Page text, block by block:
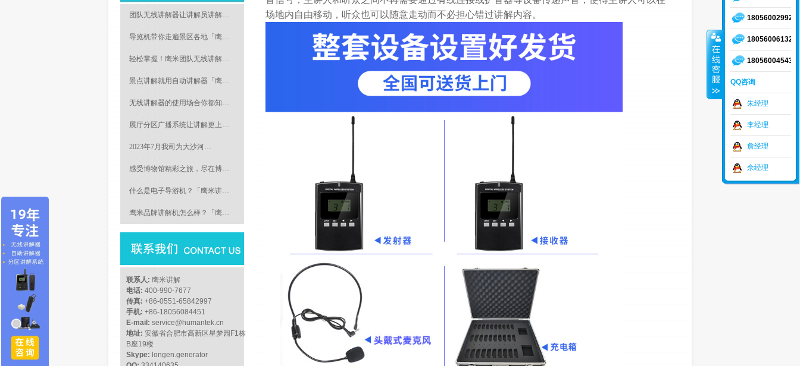
18056002992
18056006132
18056004543
QQ咨询
朱经理
李经理
詹经理
佘经理
团队无线讲解器让讲解员讲解…
导览机带你走遍景区各地「鹰…
轻松掌握！鹰米团队无线讲解…
景点讲解就用自动讲解器「鹰…
无线讲解器的使用场合你都知…
展厅分区广播系统让讲解更上…
2023年7月我司为大沙河…
感受博物馆精彩之旅，尽在博…
什么是电子导游机？「鹰米讲…
鹰米品牌讲解机怎么样？「鹰…
联系人: 鹰米讲解
电话: 400-990-7677
传真: +86-0551-65842997
手机: +86-18056084451
E-mail: service@humantek.cn
地址: 安徽省合肥市高新区星梦园F1栋
B座19楼
Skype: longen.generator
场地内自由移动，听众也可以随意走动而不必担心错过讲解内容。